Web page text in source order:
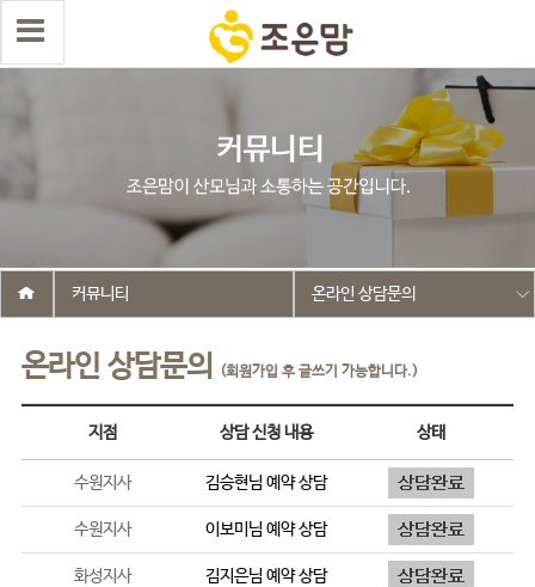
온라인 상담문의 (회원가입 후 글쓰기 가능합니다.)
커뮤니티 온라인 상담문의
지점 상담 신청 내용 상태
수원지사 김승현님 예약 상담
수원지사 이보미 님 예약 상담
화성지사 김지은님 예약 상담